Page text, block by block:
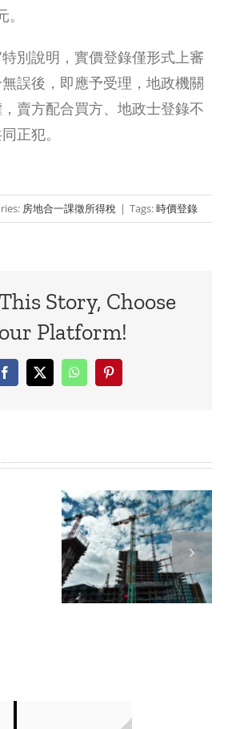
別說明，實價登錄僅形式上審
誤後，即應予受理，地政機關
賣方配合買方、地政士登錄不
正犯。
房地合一課徵所得稅 | Tags:時價登錄
Story, Choose
Platform!
Facebook
X WhatsAppPinterest
交
營利事業出
售不動產所
得歸屬年度